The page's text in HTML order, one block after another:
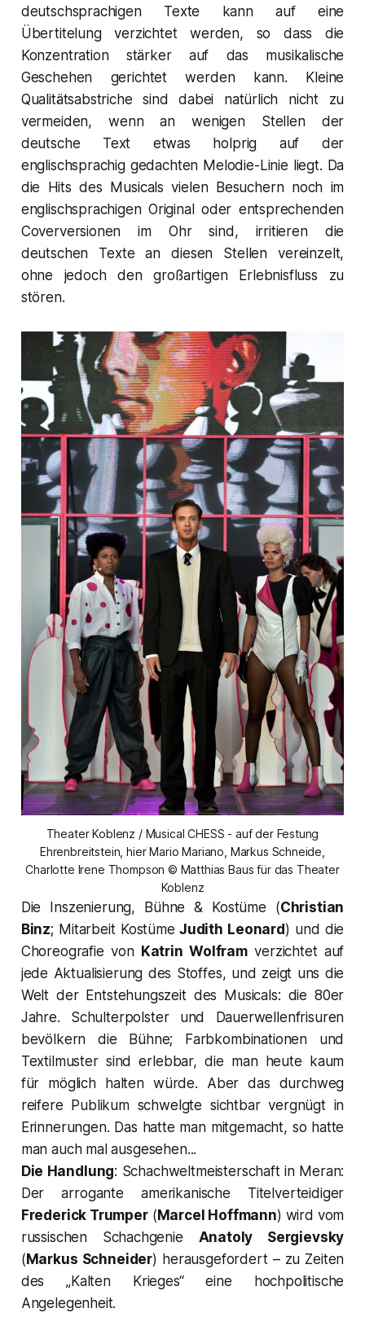
deutschsprachigen Texte kann auf eine
Übertitelung verzichtet werden, so dass die
Konzentration stärker auf das musikalische
Geschehen gerichtet werden kann. Kleine
Qualitätsabstriche sind dabei natürlich nicht zu
vermeiden, wenn an wenigen Stellen der
deutsche Text etwas holprig auf der
englischsprachig gedachten Melodie-Linie liegt. Da
die Hits des Musicals vielen Besuchern noch im
englischsprachigen Original oder entsprechenden
Coverversionen im Ohr sind, irritieren die
deutschen Texte an diesen Stellen vereinzelt,
ohne jedoch den großartigen Erlebnisfluss zu
stören.
Theater Koblenz / Musical CHESS - auf der Festung
Ehrenbreitstein, hier Mario Mariano, Markus Schneide,
Charlotte Irene Thompson © Matthias Baus für das Theater
Koblenz
Die Inszenierung, Bühne & Kostüme (Christian
Binz; Mitarbeit Kostüme Judith Leonard ) und die
Choreografie von Katrin Wolframverzichtet auf
jede Aktualisierung des Stoffes, und zeigt uns die
Welt der Entstehungszeit des Musicals: die 80er
Jahre. Schulterpolster und Dauerwellenfrisuren
bevölkern die Bühne; Farbkombinationen und
Textilmuster sind erlebbar, die man heute kaum
für möglich halten würde. Aber das durchweg
reifere Publikum schwelgte sichtbar vergnügt in
Erinnerungen. Das hatte man mitgemacht, so hatte
man auch mal ausgesehen...
Die Handlung: Schachweltmeisterschaft in Meran:
Der arrogante amerikanische Titelverteidiger
Frederick Trumper( Marcel Hoffmann) wird vom
russischen Schachgenie Anatoly Sergievsky
( Markus Schneider) herausgefordert – zu Zeiten
des „Kalten Krieges“ eine hochpolitische
Angelegenheit.